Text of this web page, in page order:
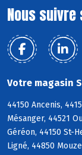
Nous suivre
Votre magasin
44150 Ancenis,
Mésanger, 44521
Géréon, 44150 St-
Ligné, 44850